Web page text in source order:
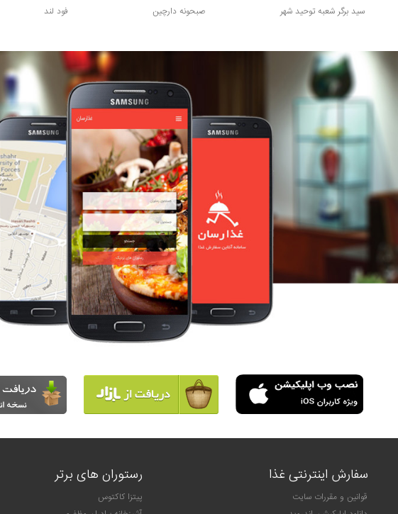
سید برگر شعبه توحید شهر
صبحونه دارچین فود لند
سفارش اینترنتی غذا رستوران های برتر
قوانین و مقررات سایت
پیتزا کاکتوس